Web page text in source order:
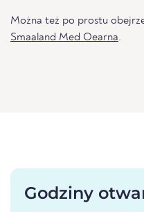
Można też po prostu
Smaaland Med Oearna.
Godziny